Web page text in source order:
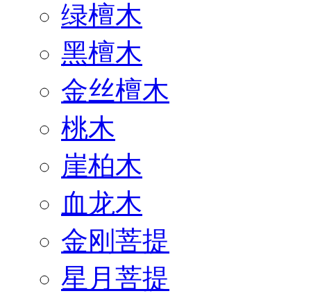
绿檀木
黑檀木
金丝檀木
桃木
崖柏木
血龙木
金刚菩提
星月菩提